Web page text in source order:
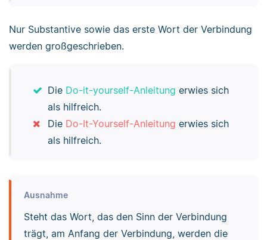
Nur Substantive sowie das erste Wort der Verbindung
werden großgeschrieben.
Die Do-it-yourself-Anleitung erwies sich
als hilfreich.
Die Do-It-Yourself-Anleitung erwies sich
als hilfreich.
Ausnahme
Steht das Wort, das den Sinn der Verbindung
trägt, am Anfang der Verbindung, werden die